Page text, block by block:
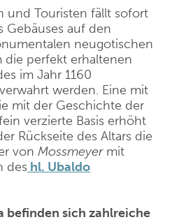
und Touristen fällt sofort
Gebäuses auf den
neugotischen
die perfekt erhaltenen
im Jahr 1160
werden. Eine mit
mit der Geschichte der
verzierte Basis erhöht
Rückseite des Altars die
von Mossmeyermit
des hl. Ubaldo
befinden sich zahlreiche